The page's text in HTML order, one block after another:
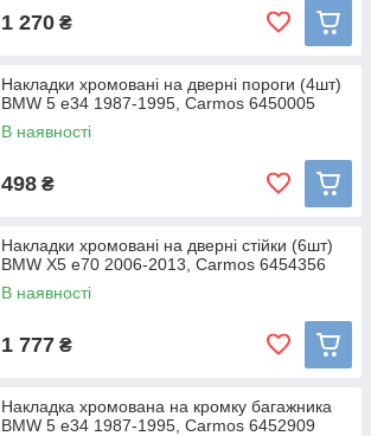
1 270 ₴
Накладки хромовані на дверні пороги (4шт)
BMW 5 e34 1987-1995, Carmos 6450005
В наявності
498 ₴
Накладки хромовані на дверні стійки (6шт)
BMW X5 e70 2006-2013, Carmos 6454356
В наявності
1 777 ₴
Накладка хромована на кромку багажника
BMW 5 e34 1987-1995, Carmos 6452909